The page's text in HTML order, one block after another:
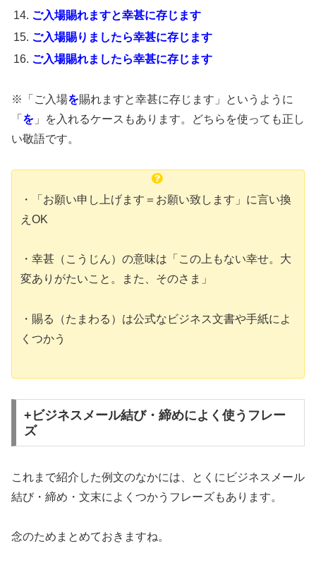
ご入場賜れますと幸甚に存じます
ご入場賜りましたら幸甚に存じます
ご入場賜れましたら幸甚に存じます
※「ご入場を賜れますと幸甚に存じます」というように
「 を 」を入れるケースもあります。どちらを使っても正し
い敬語です。
・「お願い申し上げます＝お願い致します」に言い換
えOK
・幸甚（こうじん）の意味は「この上もない幸せ。大
変ありがたいこと。また、そのさま」
・賜る（たまわる）は公式なビジネス文書や手紙によ
くつかう
+ビジネスメール結び・締めによく使うフレー
ズ
これまで紹介した例文のなかには、とくにビジネスメール
結び・締め・文末によくつかうフレーズもあります。
念のためまとめておきますね。